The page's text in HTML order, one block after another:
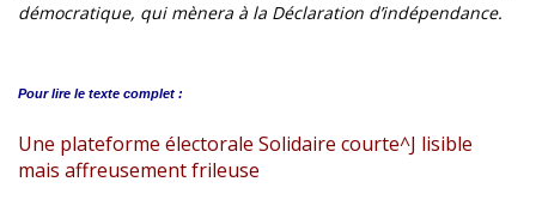
démocratique, qui mènera à la Déclaration d’indépendance.
Pour lire le texte complet :
Une plateforme électorale Solidaire courte^J lisible
mais affreusement frileuse